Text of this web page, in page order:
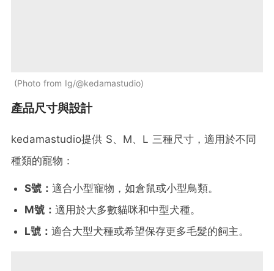
Photo from Ig/@kedamastudio
產品尺寸與設計
kedamastudio提供 S、M、L 三種尺寸，適用於不同
種類的寵物：​
S號：​ 適合小型寵物，如倉鼠或小型鳥類。​
M號： ​適用於大多數貓咪和中型犬種。​
L號： ​適合大型犬種或希望保存更多毛髮的飼主。​